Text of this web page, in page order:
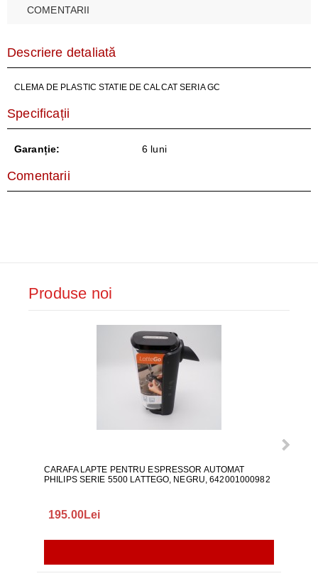
COMENTARII
Descriere detaliată
CLEMA DE PLASTIC STATIE DE CALCAT SERIA GC
Specificații
Garanție: 6 luni
Comentarii
Produse noi
CARAFA LAPTE PENTRU ESPRESSOR AUTOMAT
PHILIPS SERIE 5500 LATTEGO, NEGRU, 642001000982
195.00Lei